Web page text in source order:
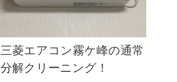
三菱エアコン霧ケ峰の通常
分解クリーニング！